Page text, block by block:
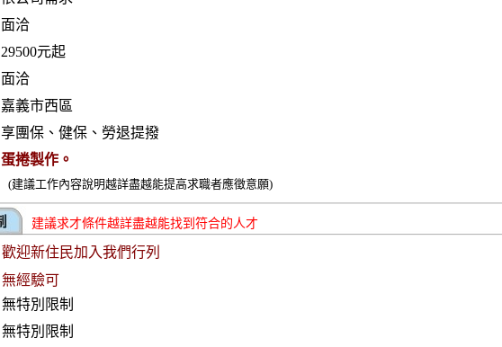
面洽
29500元起
面洽
嘉義市西區
享團保、健保、勞退提撥
蛋捲製作。
(建議工作內容說明越詳盡越能提高求職者應徵意願)
建議求才條件越詳盡越能找到符合的人才
歡迎新住民加入我們行列
無經驗可
無特別限制
無特別限制